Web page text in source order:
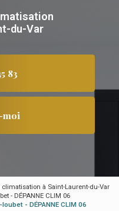
du-Var
83
moi
à Saint-Laurent-du-Var
- DÉPANNE CLIM 06
- DÉPANNE CLIM 06